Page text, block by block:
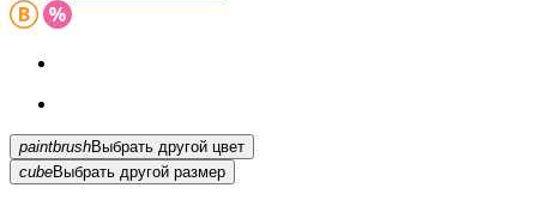
paintbrush
Выбрать другой цвет
cubeВыбрать другой размер